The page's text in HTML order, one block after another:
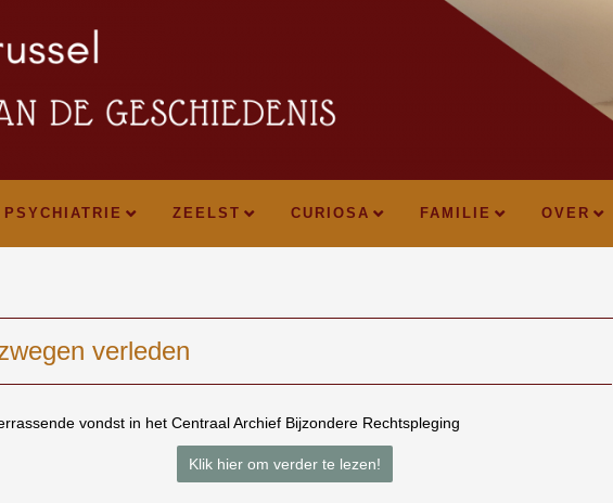
PSYCHIATRIE ZEELST CURIOSA FAMILIE OVER
verleden
vondst in het Centraal Archief Bijzondere Rechtspleging
Klik hier om verder te lezen!